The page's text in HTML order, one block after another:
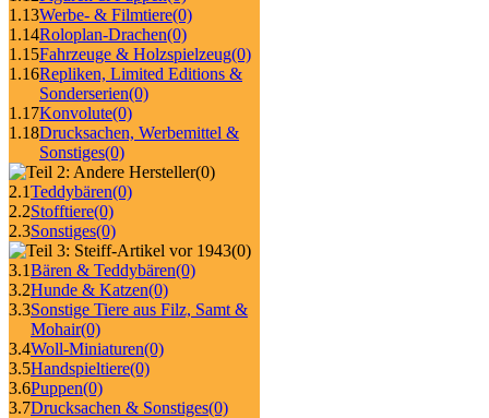
1.13Werbe- & Filmtiere(0)
1.14Roloplan-Drachen(0)
1.15Fahrzeuge & Holzspielzeug(0)
1.16Repliken, Limited Editions &
Sonderserien(0)
1.17Konvolute(0)
1.18Drucksachen, Werbemittel &
Sonstiges(0)
(0)
2.1Teddybären(0)
2.2Stofftiere(0)
2.3Sonstiges(0)
(0)
3.1Bären & Teddybären(0)
3.2Hunde & Katzen(0)
3.3Sonstige Tiere aus Filz, Samt &
Mohair(0)
3.4Woll-Miniaturen(0)
3.5Handspieltiere(0)
3.6Puppen(0)
3.7Drucksachen & Sonstiges(0)